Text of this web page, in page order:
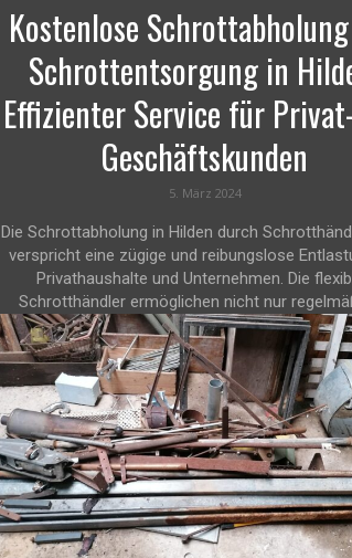
Kostenlose
Schrottentsorgung in
Effizienter Service für
Geschäftskunden
5. März 2024
Die Schrottabholung in Hilden durch
verspricht eine zügige und reibungslose
Privathaushalte und Unternehmen. Die
Schrotthändler ermöglichen nicht nur